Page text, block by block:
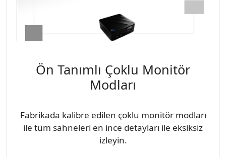
Ön Tanımlı Çoklu Monitör
Modları
Fabrikada kalibre edilen çoklu monitör modları
ile tüm sahneleri en ince detayları ile eksiksiz
izleyin.